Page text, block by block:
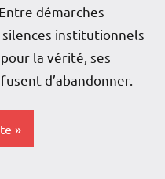
démarches
silences institutionnels
la vérité, ses
d’abandonner.